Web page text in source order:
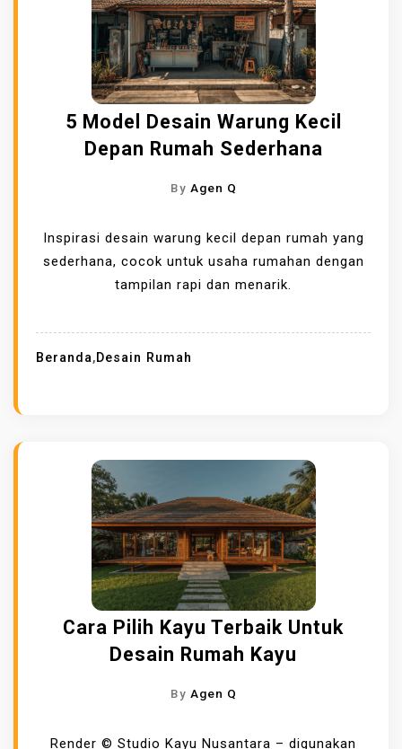
5 Model Desain Warung Kecil
Depan Rumah Sederhana
By Agen Q
Inspirasi desain warung kecil depan rumah yang
sederhana, cocok untuk usaha rumahan dengan
tampilan rapi dan menarik.
Beranda,Desain Rumah
Cara Pilih Kayu Terbaik Untuk
Desain Rumah Kayu
By Agen Q
Render © Studio Kayu Nusantara – digunakan